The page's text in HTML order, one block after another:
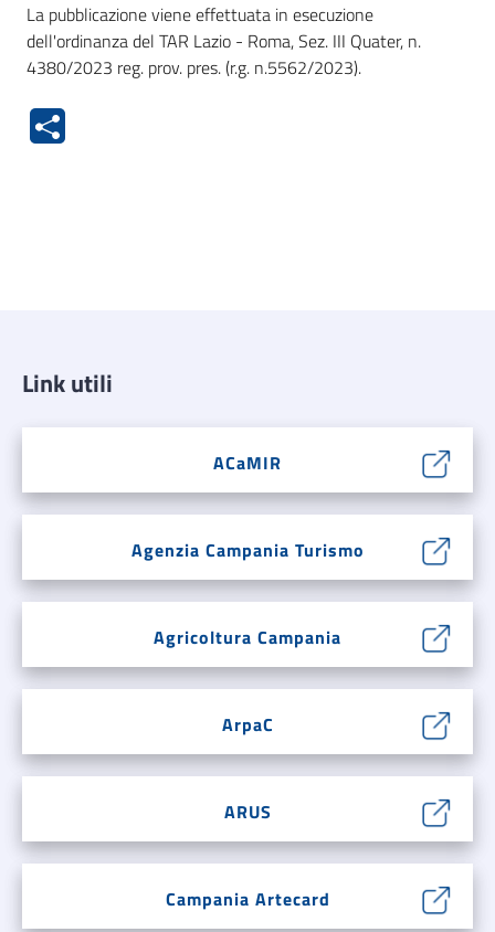
La pubblicazione viene effettuata in esecuzione
dell'ordinanza del TAR Lazio - Roma, Sez. III Quater, n.
4380/2023 reg. prov. pres. (r.g. n.5562/2023).
Link utili
ACaMIR
Agenzia Campania Turismo
Agricoltura Campania
ArpaC
ARUS
Campania Artecard